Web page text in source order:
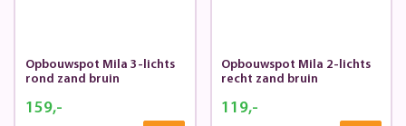
Opbouwspot Mila 3-lichts
rond zand bruin
159,-
Opbouwspot Mila 2-lichts
recht zand bruin
119,-